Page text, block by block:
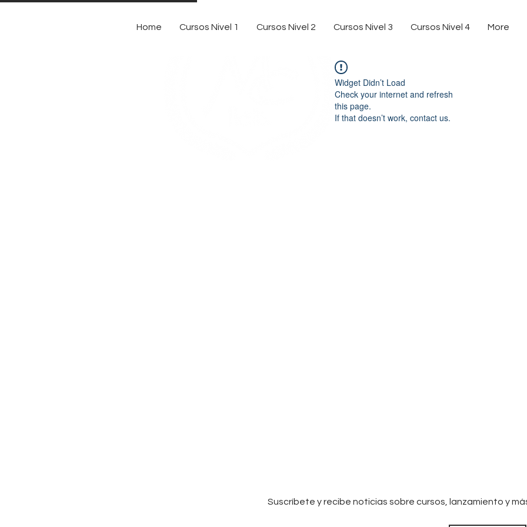
Home Cursos Nivel 1 Cursos Nivel 2 Cursos Nivel 3 Cursos Nivel 4 More
Widget Didn’t Load
Check your internet and refresh
this page.
If that doesn’t work, contact us.
Suscríbete y recibe noticias sobre cursos, lanzamiento y